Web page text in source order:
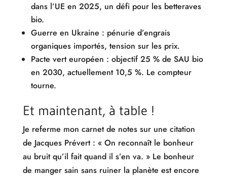
dans l’UE en 2025, un défi pour les betteraves
bio.
Guerre en Ukraine : pénurie d’engrais
organiques importés, tension sur les prix.
Pacte vert européen : objectif 25 % de SAU bio
en 2030, actuellement 10,5 %. Le compteur
tourne.
Et maintenant, à table !
Je referme mon carnet de notes sur une citation
de Jacques Prévert : « On reconnaît le bonheur
au bruit qu’il fait quand il s’en va. » Le bonheur
de manger sain sans ruiner la planète est encore